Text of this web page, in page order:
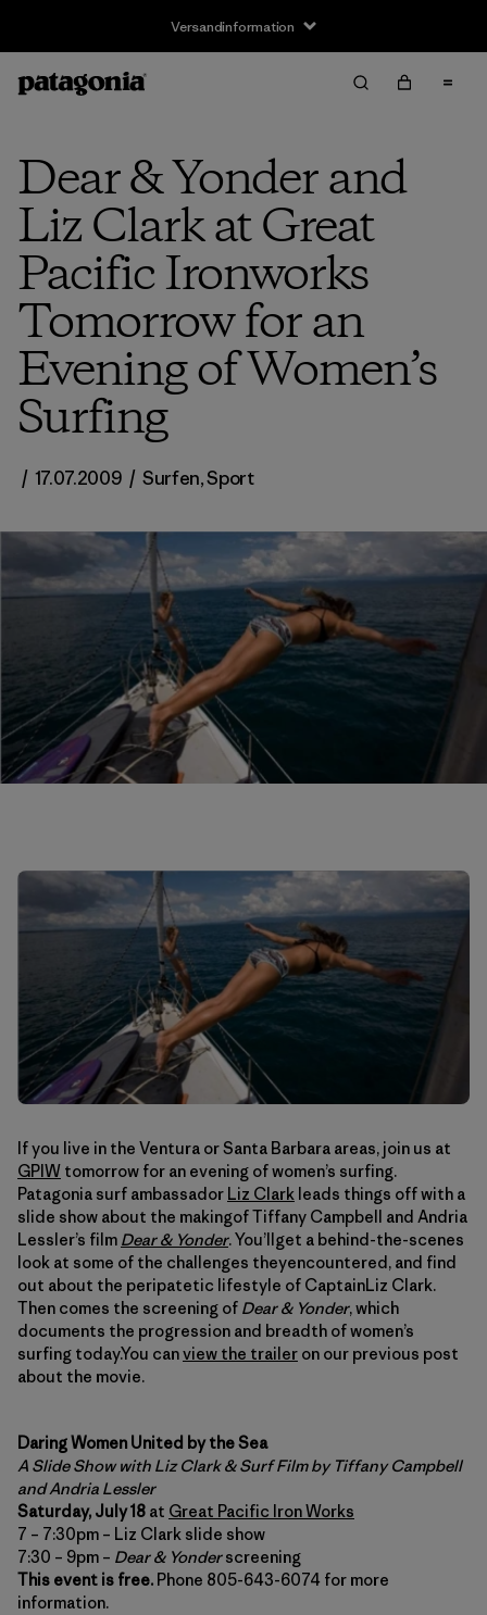
Versandinformation
Dear & Yonder and
Liz Clark at Great
Pacific Ironworks
Tomorrow for an
Evening of Women’s
Surfing
/ 17.07.2009 / Surfen,Sport
If you live in the Ventura or Santa Barbara areas, join us at
GPIW tomorrow for an evening of women’s surfing.
Patagonia surf ambassador Liz Clark leads things off with a
slide show about the makingof Tiffany Campbell and Andria
Lessler’s film Dear & Yonder. You’llget a behind-the-scenes
look at some of the challenges theyencountered, and find
out about the peripatetic lifestyle of CaptainLiz Clark.
Then comes the screening of Dear & Yonder, which
documents the progression and breadth of women’s
surfing today.You canview the trailer on our previous post
about the movie.
Daring Women United by the Sea
A Slide Show with Liz Clark & Surf Film by Tiffany Campbell
and Andria Lessler
Saturday, July 18 at Great Pacific Iron Works
7 – 7:30pm – Liz Clark slide show
7:30 – 9pm – Dear & Yonderscreening
This event is free. Phone 805-643-6074 for more
information.